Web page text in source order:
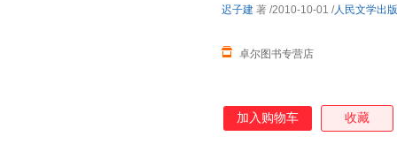
卓尔图书专营店
迟子建 著 /2010-10-01 /人民文学出
加入购物车 收藏